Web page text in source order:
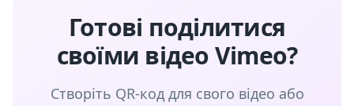
Готові поділитися
своїми відео Vimeo?
Створіть QR-код для свого відео або